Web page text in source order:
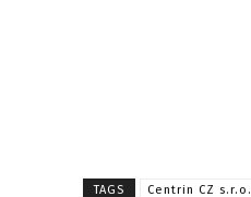
TAGS Centrin CZ s.r.o.